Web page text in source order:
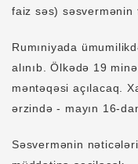
faiz səs) səsvermənin
Rumıniyada
alınıb. Ölkədə 19
məntəqəsi açılacaq.
ərzində - mayın 16-
Səsvermənin